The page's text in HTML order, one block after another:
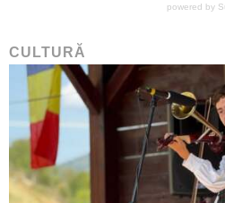
powered by
CULTURĂ